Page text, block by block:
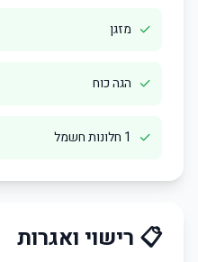
✓ מזגן
✓ הגה כוח
✓ 1 חלונות חשמל
📋 רישוי ואגרות